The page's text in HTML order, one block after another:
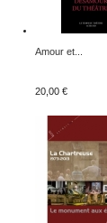
Amour et...
20,00 €